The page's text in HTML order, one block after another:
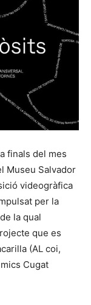
finals del mes
Museu Salvador
videogràfica
per la
la qual
que es
(AL coi,
Cugat